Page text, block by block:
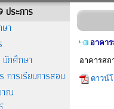
ประการ
า
นักศึกษา
การเรียนการสอน
าณ
อาคา
อาคารสถ
ดาวน์